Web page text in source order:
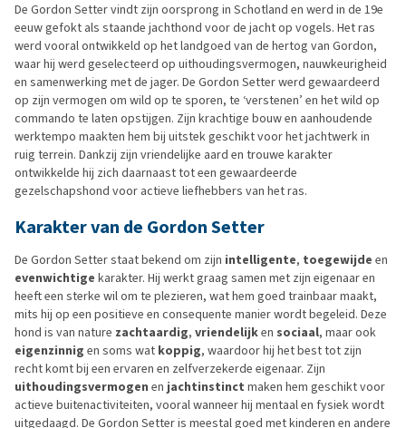
De Gordon Setter vindt zijn oorsprong in Schotland en werd in de 19e
eeuw gefokt als staande jachthond voor de jacht op vogels. Het ras
werd vooral ontwikkeld op het landgoed van de hertog van Gordon,
waar hij werd geselecteerd op uithoudingsvermogen, nauwkeurigheid
en samenwerking met de jager. De Gordon Setter werd gewaardeerd
op zijn vermogen om wild op te sporen, te ‘verstenen’ en het wild op
commando te laten opstijgen. Zijn krachtige bouw en aanhoudende
werktempo maakten hem bij uitstek geschikt voor het jachtwerk in
ruig terrein. Dankzij zijn vriendelijke aard en trouwe karakter
ontwikkelde hij zich daarnaast tot een gewaardeerde
gezelschapshond voor actieve liefhebbers van het ras.
Karakter van de Gordon Setter
De Gordon Setter staat bekend om zijn intelligente, toegewijde en
evenwichtige karakter. Hij werkt graag samen met zijn eigenaar en
heeft een sterke wil om te plezieren, wat hem goed trainbaar maakt,
mits hij op een positieve en consequente manier wordt begeleid. Deze
hond is van nature zachtaardig, vriendelijken sociaal, maar ook
eigenzinnig en soms wat koppig, waardoor hij het best tot zijn
recht komt bij een ervaren en zelfverzekerde eigenaar. Zijn
uithoudingsvermogen en jachtinstinct maken hem geschikt voor
actieve buitenactiviteiten, vooral wanneer hij mentaal en fysiek wordt
uitgedaagd. De Gordon Setter is meestal goed met kinderen en andere